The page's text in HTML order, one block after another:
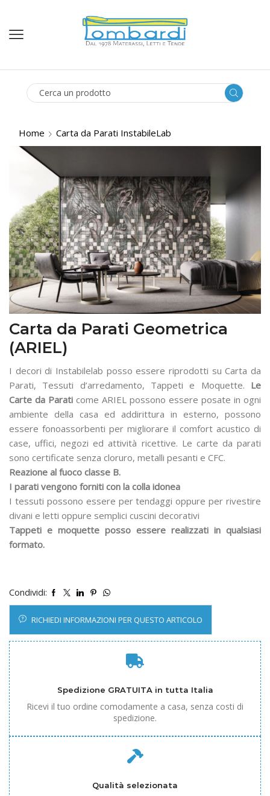
Home Carta da Parati InstabileLab
Carta da Parati Geometrica
(ARIEL)
I decori di Instabilelab posso essere riprodotti su Carta da
Parati, Tessuti d’arredamento, Tappeti e Moquette. Le
Carte da Parati come ARIEL possono essere posate in ogni
ambiente della casa ed addirittura in esterno, possono
essere fonoassorbenti per migliorare il comfort acustico di
case, uffici, negozi ed attività ricettive. Le carte da parati
sono certificate senza cloruro, metalli pesanti e CFC.
Reazione al fuoco classe B.
I parati vengono forniti con la colla idonea
I tessuti possono essere per tendaggi oppure per rivestire
divani e letti oppure semplici cuscini decorativi
Tappeti e moquette posso essere realizzati in qualsiasi
formato.
Condividi:
RICHIEDI INFORMAZIONI PER QUESTO ARTICOLO
Spedizione GRATUITA in tutta Italia
Ricevi il tuo ordine comodamente a casa, senza costi di
spedizione.
Qualità selezionata